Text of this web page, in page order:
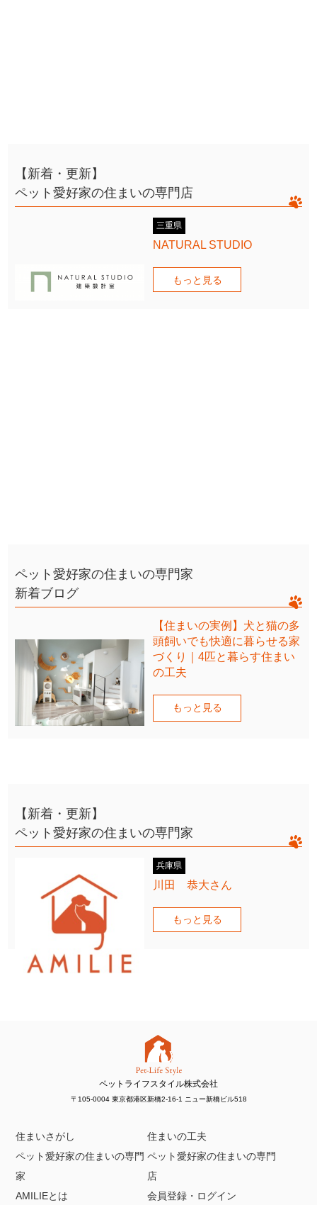
【新着・更新】
ペット愛好家の住まいの専門店
三重県
NATURAL STUDIO
もっと見る
ペット愛好家の住まいの専門家
新着ブログ
【住まいの実例】犬と猫の多
頭飼いでも快適に暮らせる家
づくり｜4匹と暮らす住まい
の工夫
もっと見る
【新着・更新】
ペット愛好家の住まいの専門家
兵庫県
川田 恭大さん
もっと見る
ペットライフスタイル株式会社
〒105-0004 東京都港区新橋2-16-1 ニュー新橋ビル518
住まいさがし
住まいの工夫
ペット愛好家の住まいの専門
家
ペット愛好家の住まいの専門
店
AMILIEとは
会員登録・ログイン